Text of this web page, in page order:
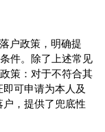
户政策，明确提
件。除了上述常见
策：对于不符合其
可申请为本人及
，提供了兜底性